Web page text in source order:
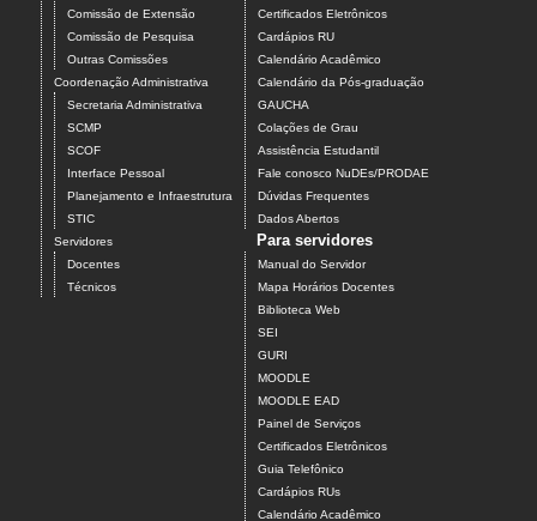
Comissão de Extensão
Comissão de Pesquisa
Outras Comissões
Coordenação Administrativa
Secretaria Administrativa
SCMP
SCOF
Interface Pessoal
Planejamento e Infraestrutura
STIC
Servidores
Docentes
Técnicos
Certificados Eletrônicos
Cardápios RU
Calendário Acadêmico
Calendário da Pós-graduação
GAUCHA
Colações de Grau
Assistência Estudantil
Fale conosco NuDEs/PRODAE
Dúvidas Frequentes
Dados Abertos
Para servidores
Manual do Servidor
Mapa Horários Docentes
Biblioteca Web
SEI
GURI
MOODLE
MOODLE EAD
Painel de Serviços
Certificados Eletrônicos
Guia Telefônico
Cardápios RUs
Calendário Acadêmico